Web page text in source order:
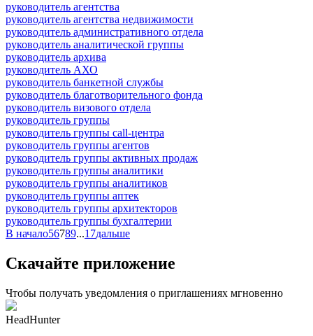
руководитель агентства
руководитель агентства недвижимости
руководитель административного отдела
руководитель аналитической группы
руководитель архива
руководитель АХО
руководитель банкетной службы
руководитель благотворительного фонда
руководитель визового отдела
руководитель группы
руководитель группы call-центра
руководитель группы агентов
руководитель группы активных продаж
руководитель группы аналитики
руководитель группы аналитиков
руководитель группы аптек
руководитель группы архитекторов
руководитель группы бухгалтерии
В начало56789...17дальше
Скачайте приложение
Чтобы получать уведомления о приглашениях мгновенно
HeadHunter